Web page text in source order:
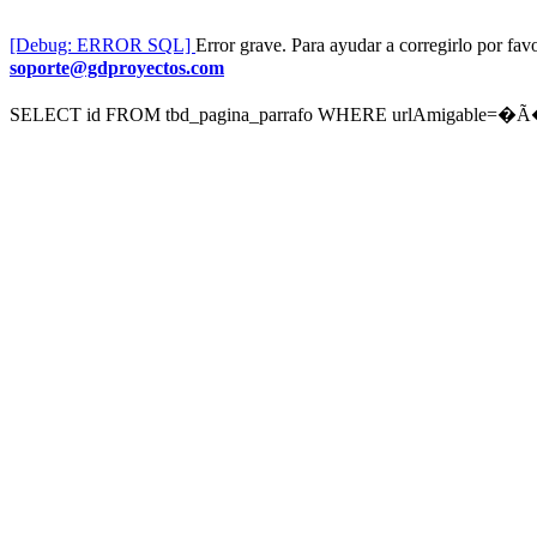
[Debug: ERROR SQL] Error grave. Para ayudar a corregirlo por
soporte@gdproyectos.com
SELECT id FROM tbd_pagina_parrafo WHERE